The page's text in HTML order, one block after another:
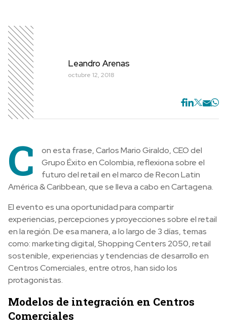
Leandro Arenas
octubre 12, 2018
C
on esta frase, Carlos Mario Giraldo, CEO del
Grupo Éxito en Colombia, reflexiona sobre el
futuro del retail en el marco de Recon Latin
América & Caribbean, que se lleva a cabo en Cartagena.
El evento es una oportunidad para compartir
experiencias, percepciones y proyecciones sobre el retail
en la región. De esa manera, a lo largo de 3 días, temas
como: marketing digital, Shopping Centers 2050, retail
sostenible, experiencias y tendencias de desarrollo en
Centros Comerciales, entre otros, han sido los
protagonistas.
Modelos de integración en Centros
Comerciales